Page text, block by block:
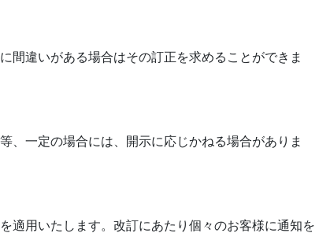
間違いがある場合はその訂正を求めることができま
、一定の場合には、開示に応じかねる場合がありま
適用いたします。改訂にあたり個々のお客様に通知を